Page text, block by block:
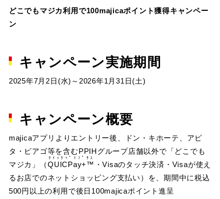
どこでもマジカ利用で100majicaポイント獲得キャンペー
ン
キャンペーン実施期間
2025年7月2日(水)～2026年1月31日(土)
キャンペーン概要
majicaアプリよりエントリー後、ドン・キホーテ、アピ
タ・ピアゴ等を含むPPIHグループ店舗以外で「どこでも
マジカ」（QUICPay+™
ｸｲｯｸﾍﾟｲﾌﾟﾗｽ
・Visaのタッチ決済・Visaが使え
るお店でのネットショッピング支払い）を、期間中に税込
500円以上の利用で後日100majicaポイント進呈